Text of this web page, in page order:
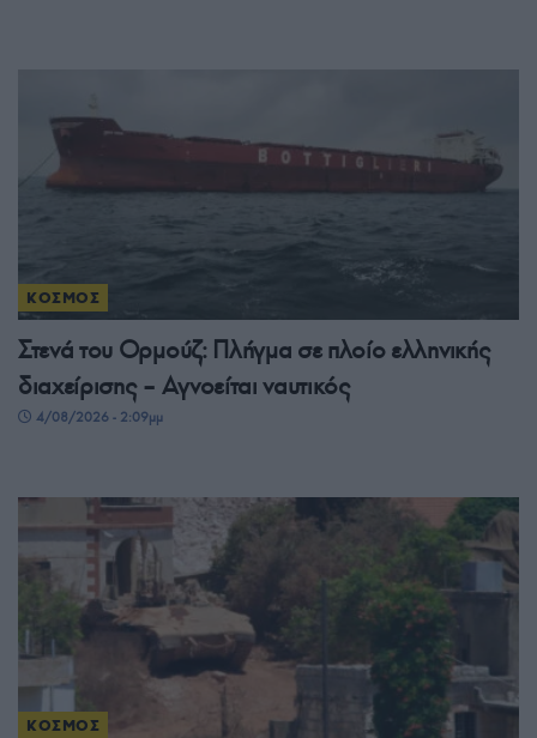
ΚΟΣΜΟΣ
Στενά του Ορμούζ: Πλήγμα σε πλοίο ελληνικής
διαχείρισης – Αγνοείται ναυτικός
4/08/2026 - 2:09μμ
ΚΟΣΜΟΣ